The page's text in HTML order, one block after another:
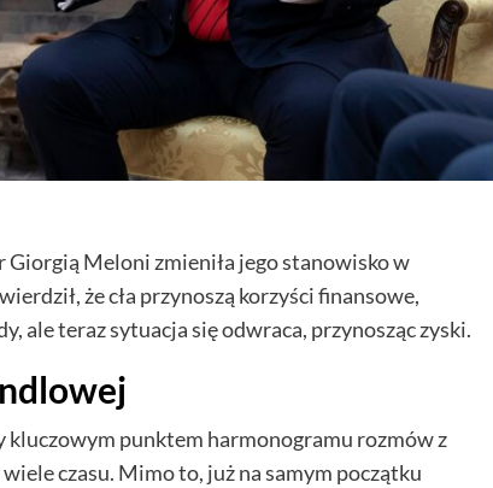
Giorgią Meloni zmieniła jego stanowisko w
że cła przynoszą korzyści finansowe,
ale teraz sytuacja się odwraca, przynosząc zyski.
kluczowym punktem harmonogramu rozmów z
czasu. Mimo to, już na samym początku